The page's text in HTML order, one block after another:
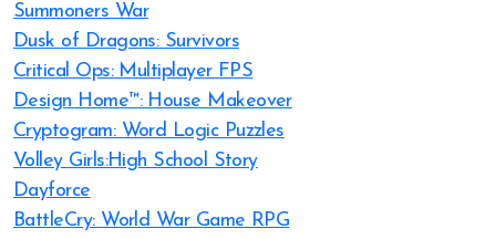
Summoners War
Dusk of Dragons: Survivors
Critical Ops: Multiplayer FPS
Design Home™: House Makeover
Cryptogram: Word Logic Puzzles
Volley Girls:High School Story
Dayforce
BattleCry: World War Game RPG